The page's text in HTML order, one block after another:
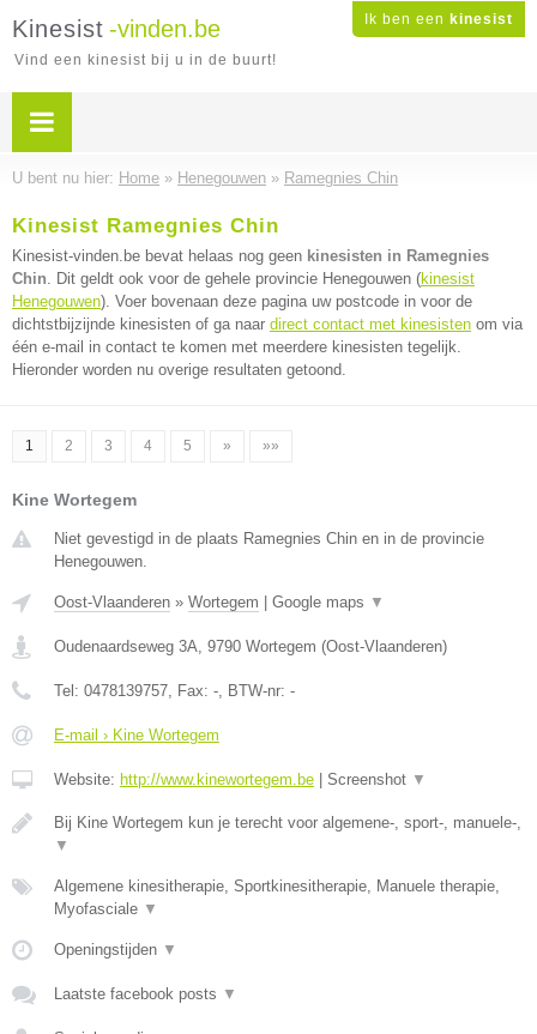
Ik ben een kinesist
Kinesist -vinden.be
Vind een kinesist bij u in de buurt!
U bent nu hier: Home » Henegouwen » Ramegnies Chin
Kinesist Ramegnies Chin
Kinesist-vinden.be bevat helaas nog geen kinesisten in Ramegnies
Chin. Dit geldt ook voor de gehele provincie Henegouwen (kinesist
Henegouwen). Voer bovenaan deze pagina uw postcode in voor de
dichtstbijzijnde kinesisten of ga naar direct contact met kinesisten om via
één e-mail in contact te komen met meerdere kinesisten tegelijk.
Hieronder worden nu overige resultaten getoond.
1 2 3 4 5 » »»
Kine Wortegem
Niet gevestigd in de plaats Ramegnies Chin en in de provincie
Henegouwen.
Oost-Vlaanderen » Wortegem Google maps ▼
Oudenaardseweg 3A, 9790 Wortegem (Oost-Vlaanderen)
Tel: 0478139757, Fax: -, BTW-nr: -
E-mail › Kine Wortegem
Website: http://www.kinewortegem.be Screenshot ▼
Bij Kine Wortegem kun je terecht voor algemene-, sport-, manuele-,
▼
Algemene kinesitherapie, Sportkinesitherapie, Manuele therapie,
Myofasciale ▼
Openingstijden ▼
Laatste facebook posts ▼